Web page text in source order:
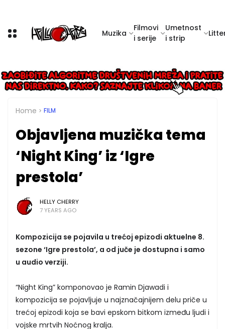
Muzika
Filmovi
i serije
Umetnost
i strip
Home FILM
Objavljena muzička tema
‘Night King’ iz ‘Igre
prestola’
HELLY CHERRY
7 YEARS AGO
Kompozicija se pojavila u trećoj epizodi aktuelne 8.
sezone ‘Igre prestola’, a od juče je dostupna i samo
u audio verziji.
“Night King” komponovao je Ramin Djawadi i
kompozicija se pojavljuje u najznačajnijem delu priče u
trećoj epizodi koja se bavi epskom bitkom između ljudi i
vojske mrtvih Noćnog kralja.